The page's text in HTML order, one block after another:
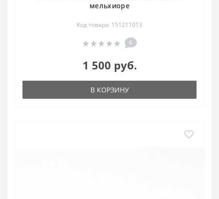
мельхиоре
Код товара: 151211013
0
1 500 руб.
В КОРЗИНУ